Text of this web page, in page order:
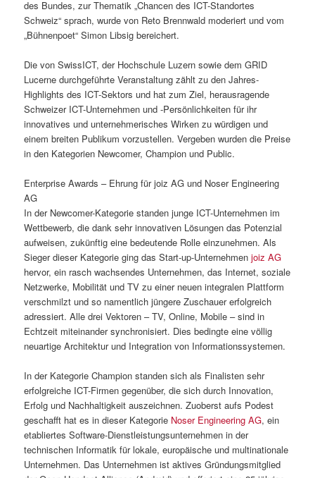
des Bundes, zur Thematik „Chancen des ICT-Standortes
Schweiz“ sprach, wurde von Reto Brennwald moderiert und vom
„Bühnenpoet“ Simon Libsig bereichert.
Die von SwissICT, der Hochschule Luzern sowie dem GRID
Lucerne durchgeführte Veranstaltung zählt zu den Jahres-
Highlights des ICT-Sektors und hat zum Ziel, herausragende
Schweizer ICT-Unternehmen und -Persönlichkeiten für ihr
innovatives und unternehmerisches Wirken zu würdigen und
einem breiten Publikum vorzustellen. Vergeben wurden die Preise
in den Kategorien Newcomer, Champion und Public.
Enterprise Awards – Ehrung für joiz AG und Noser Engineering
AG
In der Newcomer-Kategorie standen junge ICT-Unternehmen im
Wettbewerb, die dank sehr innovativen Lösungen das Potenzial
aufweisen, zukünftig eine bedeutende Rolle einzunehmen. Als
Sieger dieser Kategorie ging das Start-up-Unternehmenjoiz AG
hervor, ein rasch wachsendes Unternehmen, das Internet, soziale
Netzwerke, Mobilität und TV zu einer neuen integralen Plattform
verschmilzt und so namentlich jüngere Zuschauer erfolgreich
adressiert. Alle drei Vektoren – TV, Online, Mobile – sind in
Echtzeit miteinander synchronisiert. Dies bedingte eine völlig
neuartige Architektur und Integration von Informationssystemen.
In der Kategorie Champion standen sich als Finalisten sehr
erfolgreiche ICT-Firmen gegenüber, die sich durch Innovation,
Erfolg und Nachhaltigkeit auszeichnen. Zuoberst aufs Podest
geschafft hat es in dieser Kategorie Noser Engineering AG, ein
etabliertes Software-Dienstleistungsunternehmen in der
technischen Informatik für lokale, europäische und multinationale
Unternehmen. Das Unternehmen ist aktives Gründungsmitglied